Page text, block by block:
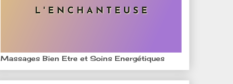
Massages Bien Etre et Soins Energétiques